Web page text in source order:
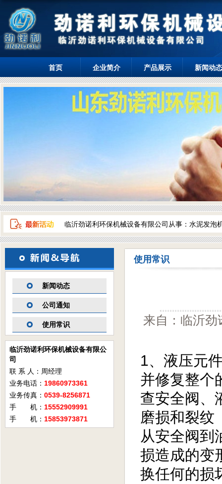
首页 企业简介 产品展示 新闻动态
临沂劲诺利环保机械设备有限公司从事：水泥发泡
新闻动态
公司通知
使用常识
临沂劲诺利环保机械设备有限公
司
联 系 人：周经理
业务电话： 19860973361
业务传真： 0539-8256871
手 机： 15552909991
手 机： 15853973871
使用常识
来自：临沂
1、液压元
并修复整
查安全阀、
磨损和裂纹
从安全阀到
损造成的变
换任何的损